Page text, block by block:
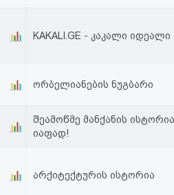
KAKALI.GE - კაკალი იდეალი
ორბელიანების ნუგბარი
შეამოწმე მანქანის
იაფად!
არქიტექტურის ისტორია